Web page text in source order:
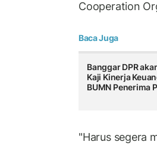
Cooperation
Baca Juga
Banggar DPR
Kaji Kinerja
BUMN Penerima
"Harus segera